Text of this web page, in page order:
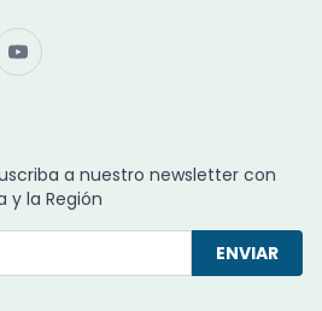
a nuestro newsletter con
y la Región
ENVIAR